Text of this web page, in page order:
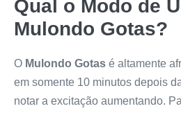
Qual o Modo de
Mulondo Gotas?
O Mulondo Gotas é altamente
em somente 10 minutos depois
notar a excitação aumentando.